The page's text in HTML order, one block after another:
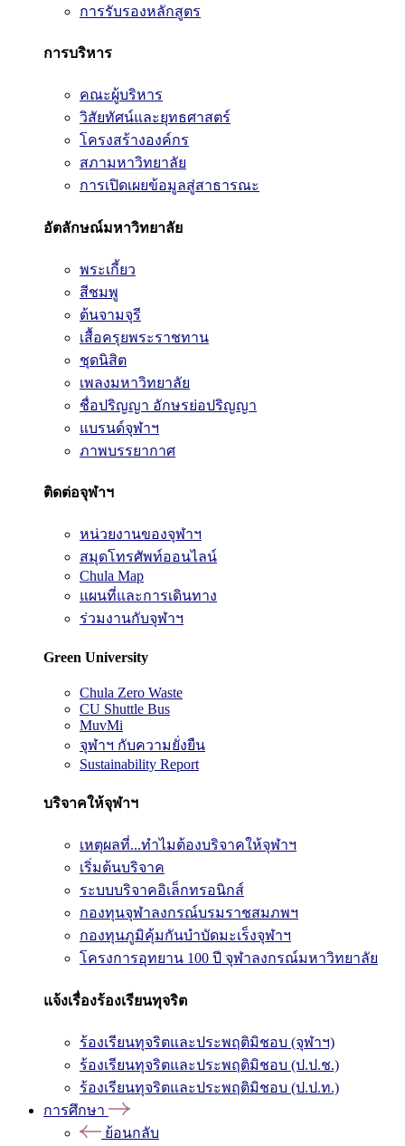
การรับรองหลักสูตร
การบริหาร
คณะผู้บริหาร
วิสัยทัศน์และยุทธศาสตร์
โครงสร้างองค์กร
สภามหาวิทยาลัย
การเปิดเผยข้อมูลสู่สาธารณะ
อัตลักษณ์มหาวิทยาลัย
พระเกี้ยว
สีชมพู
ต้นจามจุรี
เสื้อครุยพระราชทาน
ชุดนิสิต
เพลงมหาวิทยาลัย
ชื่อปริญญา อักษรย่อปริญญา
แบรนด์จุฬาฯ
ภาพบรรยากาศ
ติดต่อจุฬาฯ
หน่วยงานของจุฬาฯ
สมุดโทรศัพท์ออนไลน์
Chula Map
แผนที่และการเดินทาง
ร่วมงานกับจุฬาฯ
Green University
Chula Zero Waste
CU Shuttle Bus
MuvMi
จุฬาฯ กับความยั่งยืน
Sustainability Report
บริจาคให้จุฬาฯ
เหตุผลที่...ทำไมต้องบริจาคให้จุฬาฯ
เริ่มต้นบริจาค
ระบบบริจาคอิเล็กทรอนิกส์
กองทุนจุฬาลงกรณ์บรมราชสมภพฯ
กองทุนภูมิคุ้มกันบำบัดมะเร็งจุฬาฯ
โครงการอุทยาน 100 ปี จุฬาลงกรณ์มหาวิทยาลัย
แจ้งเรื่องร้องเรียนทุจริต
ร้องเรียนทุจริตและประพฤติมิชอบ (จุฬาฯ)
ร้องเรียนทุจริตและประพฤติมิชอบ (ป.ป.ช.)
ร้องเรียนทุจริตและประพฤติมิชอบ (ป.ป.ท.)
การศึกษา
ย้อนกลับ